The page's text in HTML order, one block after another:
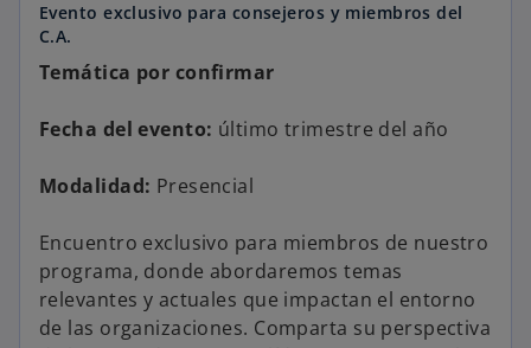
Evento exclusivo para consejeros y miembros del
C.A.
Temática por confirmar
Fecha del evento: último trimestre del año
Modalidad: Presencial
Encuentro exclusivo para miembros de nuestro
programa, donde abordaremos temas
relevantes y actuales que impactan el entorno
de las organizaciones. Comparta su perspectiva